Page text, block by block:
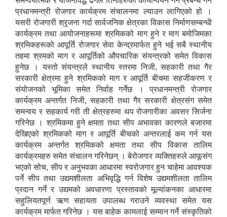
प्रधानमन्त्री रोजगार कार्यक्रम संचालनमा ल्याउन लागिएको हो ।
यसरी रोजगारी श्रृजना गर्दा सार्वजनिक क्षेत्रका विकास निर्माणसम्बन्धी
कार्यक्रम तथा आयोजनाहरूमा श्रमिकको माग हुने र माग बमोजिमका
श्रमिकहरूको आपूर्ति रोजगार सेवा केन्द्रमार्फत हुने भई सबै स्थानीय
तहमा श्रमको माग र आपूर्तिको औपचारिक संयन्त्रको समेत विकास
हुनेछ । यस्तो संयन्त्रले स्थानीय स्तरमा निजी, सहकारी तथा गैर
सरकारी क्षेत्रमा हुने श्रमिकको माग र आपूर्ति बीचमा सहजीकरण र
संयोजनको भूमिका समेत निर्वाह गर्नेछ । प्रधानमन्त्री रोजगार
कार्यक्रम अन्तर्गत निजी, सहकारी तथा गैर सरकारी क्षेत्रसंग समेत
समन्वय र सहकार्य गरी ती क्षेत्रहरुमा थप रोजगारीका अवसर सिर्जना
गरिनेछ । श्रमिकमा हुने क्षमता तथा सीप अभावका कारणले बजारमा
देखिएको श्रमिकको माग र आपूर्ति बीचको अन्तरलाई कम गर्न यस
कार्यक्रम अन्तर्गत श्रमिकको क्षमता तथा सीप विकास तालिम
कार्यक्रमहरु समेत संचालन गरिनेछन् । बेरोजगार व्यक्तिहरुले आफूसंग
भएको सोच, सीप र अनुभवका आधारमा स्वरोजगार हुन चाहेमा आवश्यक
पर्ने सीप तथा उद्यमशीलता अभिवृद्धि गर्न विशेष उद्यमशीलता तालिम
प्रदान गर्ने र उद्यमको अवधारणा प्रस्तावको मूल्यांकनका आधारमा
सहुलियतपूर्ण ऋण सहायता उपालब्ध गराउने व्यवस्था समेत यस
कार्यक्रम मार्फत गरिनेछ । यस बाहेक कामलाई सम्मान गर्ने संस्कृतिको